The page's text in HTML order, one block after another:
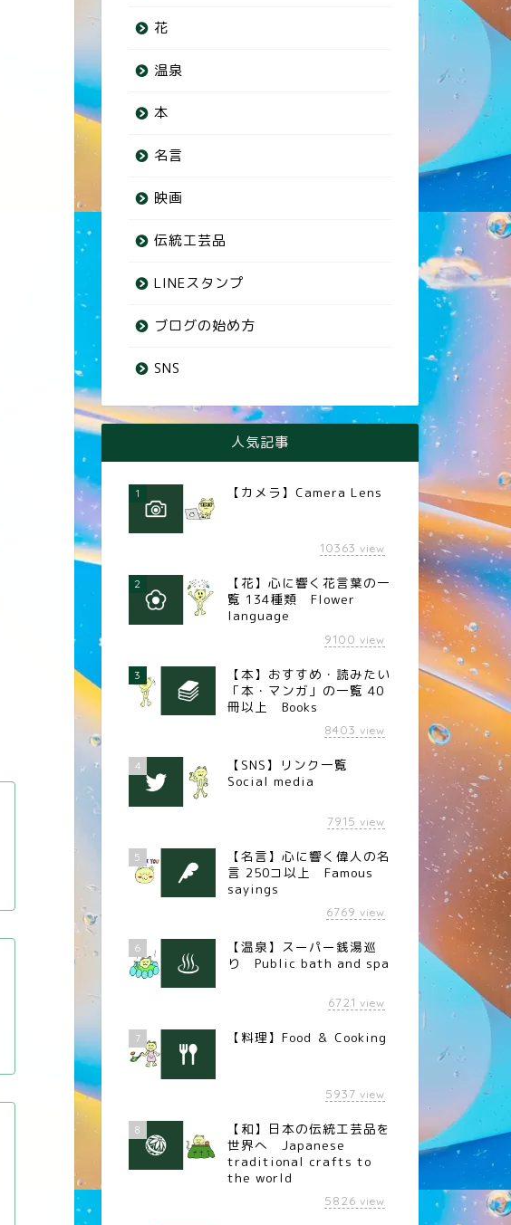
花
温泉
本
名言
映画
伝統工芸品
LINEスタンプ
ブログの始め方
SNS
人気記事
1 【カメラ】Camera Lens
10363 view
2
【花】心に響く花言葉の一
覧 134種類 Flower
language
9100 view
3
【本】おすすめ・読みたい
「本・マンガ」の一覧 40
冊以上 Books
8403 view
4
【SNS】リンク一覧
Social media
7915 view
5
【名言】心に響く偉人の名
言 250コ以上 Famous
sayings
6769 view
6
【温泉】スーパー銭湯巡
り Public bath and spa
6721 view
7 【料理】Food ＆ Cooking
5937 view
8
【和】日本の伝統工芸品を
世界へ Japanese
traditional crafts to
the world
5826 view